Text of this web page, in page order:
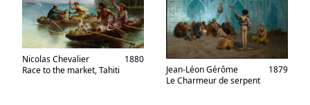
Nicolas Chevalier
Race to the market, Tahiti
1880
Jean-Léon Gérôme
Le Charmeur de serpent
1879